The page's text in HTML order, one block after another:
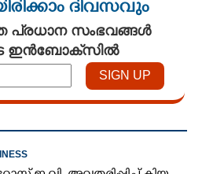
ദിവസവും
പ്രധാന സംഭവങ്ങൾ
ഇൻബോക്സിൽ